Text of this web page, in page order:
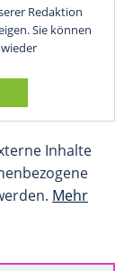
Redaktion
Sie können
Inhalte
Mehr